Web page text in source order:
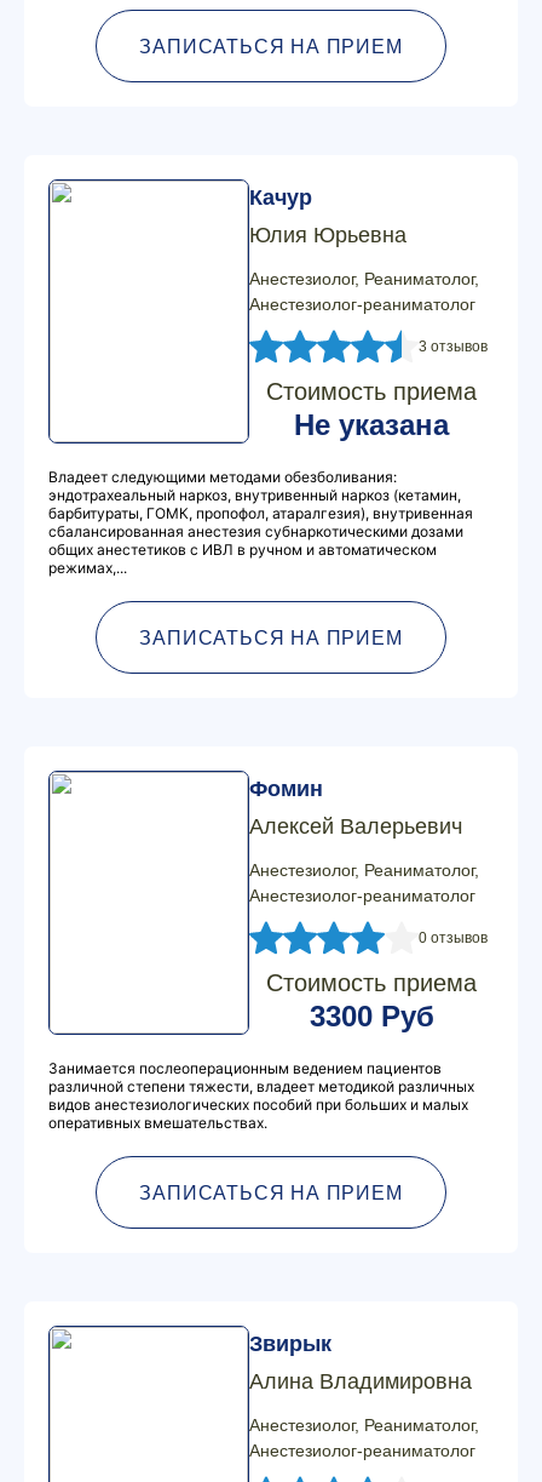
ЗАПИСАТЬСЯ НА ПРИЕМ
Качур
Юлия Юрьевна
Анестезиолог, Реаниматолог,
Анестезиолог-реаниматолог
3 отзывов
Стоимость приема
Не указана
Владеет следующими методами обезболивания:
эндотрахеальный наркоз, внутривенный наркоз (кетамин,
барбитураты, ГОМК, пропофол, атаралгезия), внутривенная
сбалансированная анестезия субнаркотическими дозами
общих анестетиков с ИВЛ в ручном и автоматическом
режимах,...
ЗАПИСАТЬСЯ НА ПРИЕМ
Фомин
Алексей Валерьевич
Анестезиолог, Реаниматолог,
Анестезиолог-реаниматолог
0 отзывов
Стоимость приема
3300 Руб
Занимается послеоперационным ведением пациентов
различной степени тяжести, владеет методикой различных
видов анестезиологических пособий при больших и малых
оперативных вмешательствах.
ЗАПИСАТЬСЯ НА ПРИЕМ
Звирык
Алина Владимировна
Анестезиолог, Реаниматолог,
Анестезиолог-реаниматолог